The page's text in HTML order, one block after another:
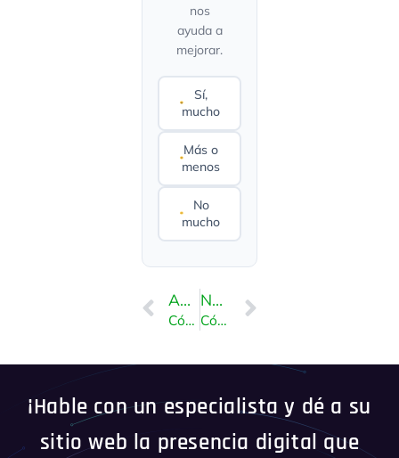
nos
ayuda a
mejorar.
Sí,
mucho
Más o
menos
No
mucho
ANTERIOR
Cómo instalar CMS de forma sencilla a través de Softaculous en cPanel
NEXT
Cómo instalar Xoops a través de Softaculous en cPanel
¡Hable con un especialista y dé a su
sitio web la presencia digital que